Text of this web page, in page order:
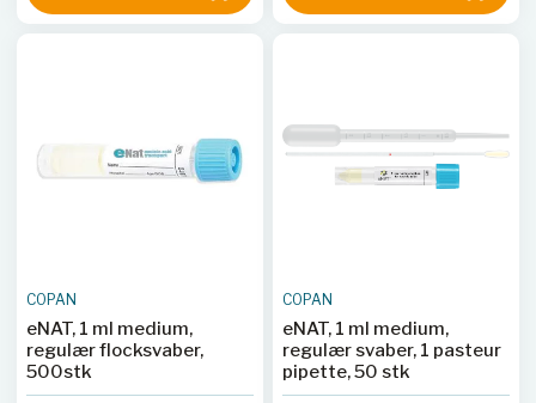
COPAN
eNAT, 1 ml medium,
regulær flocksvaber,
500stk
COPAN
eNAT, 1 ml medium,
regulær svaber, 1 pasteur
pipette, 50 stk